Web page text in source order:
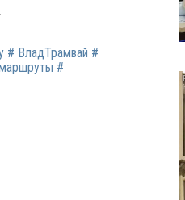
# ВладТрамвай #
#